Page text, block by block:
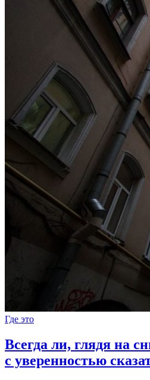
Где это
Всегда ли, глядя на
с уверенностью